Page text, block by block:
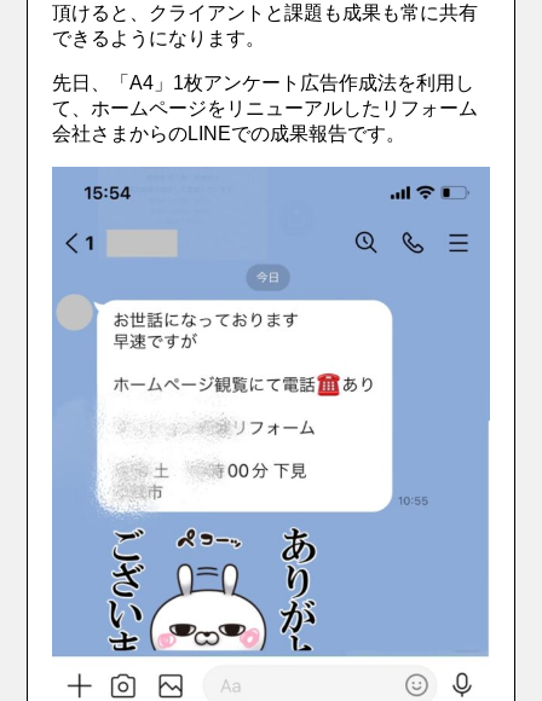
頂けると、クライアントと課題も成果も常に共有
できるようになります。
先日、「A4」1枚アンケート広告作成法を利用し
て、ホームページをリニューアルしたリフォーム
会社さまからのLINEでの成果報告です。